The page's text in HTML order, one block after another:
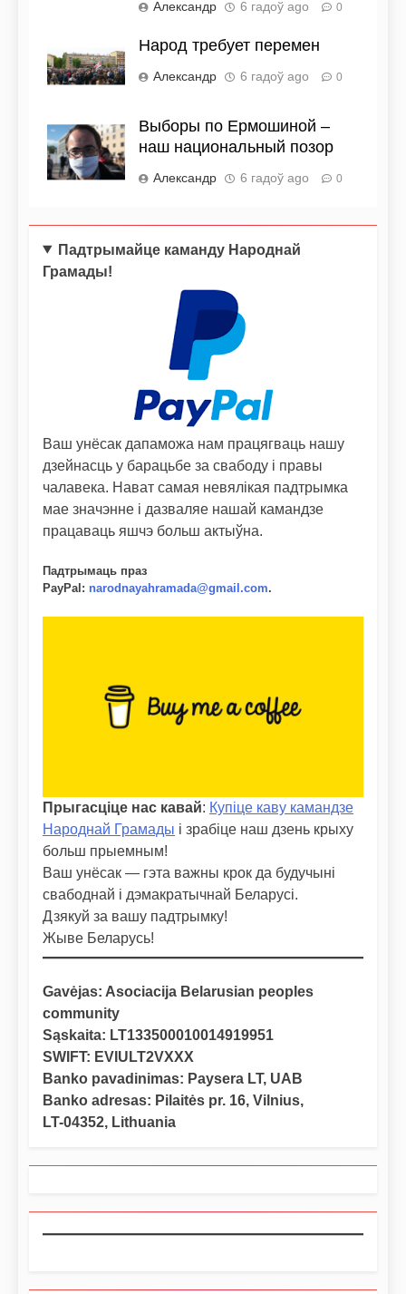
Александр 6 гадоў ago 0
Народ требует перемен
Александр 6 гадоў ago 0
Выборы по Ермошиной –
наш национальный позор
Александр 6 гадоў ago 0
Падтрымайце каманду Народнай
Грамады!
Ваш унёсак дапаможа нам працягваць нашу
дзейнасць у барацьбе за свабоду і правы
чалавека. Нават самая невялікая падтрымка
мае значэнне і дазваляе нашай камандзе
працаваць яшчэ больш актыўна.
Падтрымаць праз
PayPal: narodnayahramada@gmail.com.
Прыгасціце нас кавай: Купіце каву камандзе
Народнай Грамады і зрабіце наш дзень крыху
больш прыемным!
Ваш унёсак — гэта важны крок да будучыні
свабоднай і дэмакратычнай Беларусі.
Дзякуй за вашу падтрымку!
Жыве Беларусь!
Gavėjas: Asociacija Belarusian peoples
community
Sąskaita: LT133500010014919951
SWIFT: EVIULT2VXXX
Banko pavadinimas: Paysera LT, UAB
Banko adresas: Pilaitės pr. 16, Vilnius,
LT-04352, Lithuania